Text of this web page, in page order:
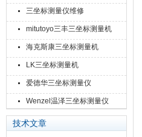
三坐标测量仪维修
mitutoyo三丰三坐标测量机
海克斯康三坐标测量机
LK三坐标测量机
爱德华三坐标测量仪
Wenzel温泽三坐标测量仪
技术文章